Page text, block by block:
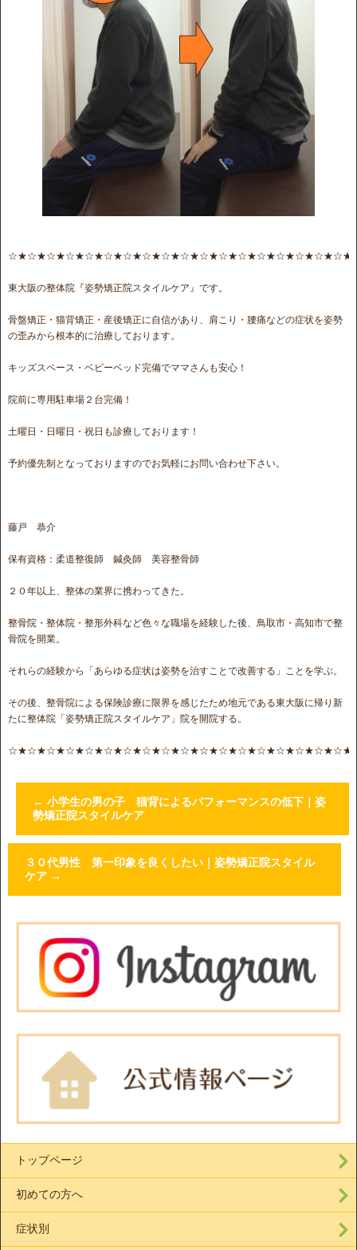
東大阪の整体院『姿勢矯正院スタイルケア』です。
骨盤矯正・猫背矯正・産後矯正に自信があり、肩こり・腰痛などの症状を姿勢
の歪みから根本的に治療しております。
キッズスペース・ベビーベッド完備でママさんも安心！
院前に専用駐車場２台完備！
土曜日・日曜日・祝日も診療しております！
予約優先制となっておりますのでお気軽にお問い合わせ下さい。
藤戸 恭介
保有資格：柔道整復師 鍼灸師 美容整骨師
２０年以上、整体の業界に携わってきた。
整骨院・整体院・整形外科など色々な職場を経験した後、鳥取市・高知市で整
骨院を開業。
それらの経験から「あらゆる症状は姿勢を治すことで改善する」ことを学ぶ。
その後、整骨院による保険診療に限界を感じたため地元である東大阪に帰り新
たに整体院「姿勢矯正院スタイルケア」院を開院する。
← 小学生の男の子 猫背によるパフォーマンスの低下｜姿
勢矯正院スタイルケア
３０代男性 第一印象を良くしたい｜姿勢矯正院スタイル
ケア →
トップページ
初めての方へ
症状別